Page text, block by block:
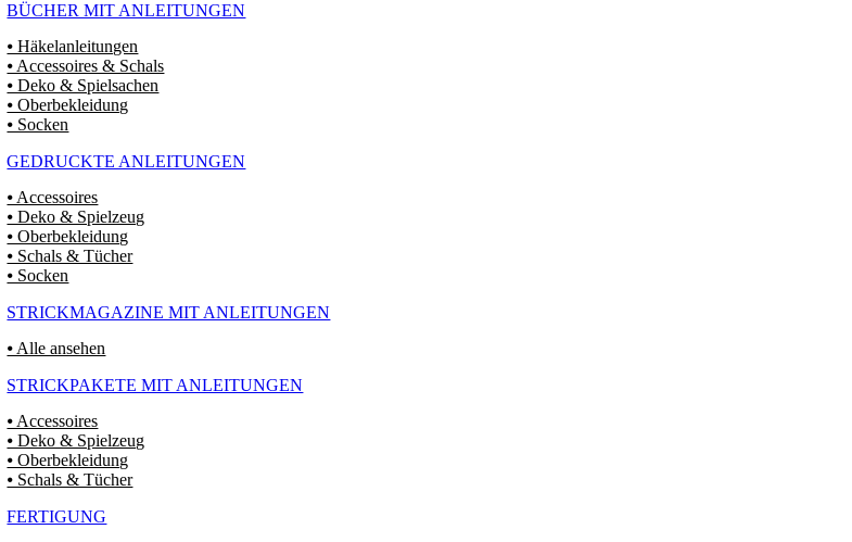
BÜCHER MIT ANLEITUNGEN
⦁ Häkelanleitungen
⦁ Accessoires & Schals
⦁ Deko & Spielsachen
⦁ Oberbekleidung
⦁ Socken
GEDRUCKTE ANLEITUNGEN
⦁ Accessoires
⦁ Deko & Spielzeug
⦁ Oberbekleidung
⦁ Schals & Tücher
⦁ Socken
STRICKMAGAZINE MIT ANLEITUNGEN
⦁ Alle ansehen
STRICKPAKETE MIT ANLEITUNGEN
⦁ Accessoires
⦁ Deko & Spielzeug
⦁ Oberbekleidung
⦁ Schals & Tücher
FERTIGUNG